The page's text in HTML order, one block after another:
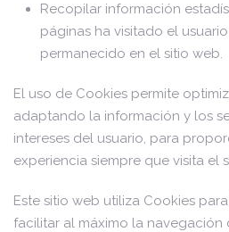
Recopilar información
páginas ha visitado el
permanecido en el sitio web.
El uso de Cookies permite
adaptando la información y los
intereses del usuario, para
experiencia siempre que visita el
Este sitio web utiliza Cookies
facilitar al máximo la navegación